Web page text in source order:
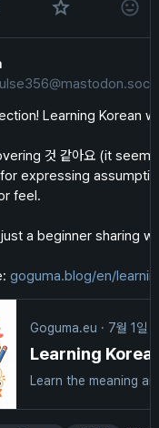
Learning Korean
것 같아요 (it seems
expressing
feel.
a beginner sharing
goguma.blog/en/
Goguma.eu · 7월 1일